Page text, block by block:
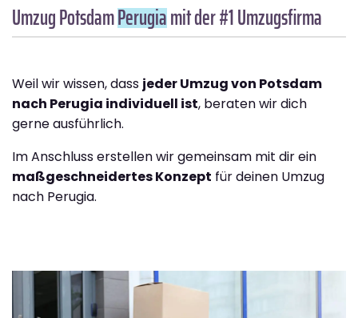
Umzug PotsdamPerugiamit der #1 Umzugsfirma
Weil wir wissen, dass jeder Umzug von Potsdam
nach Perugia individuell ist, beraten wir dich
gerne ausführlich.
Im Anschluss erstellen wir gemeinsam mit dir ein
maßgeschneidertes Konzept für deinen Umzug
nach Perugia.